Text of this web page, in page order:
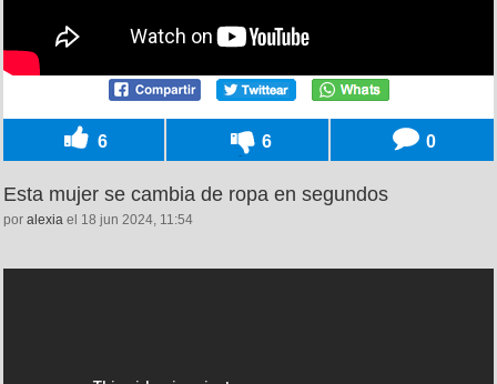
6 6 0
Esta mujer se cambia de ropa en segundos
por alexia el 18 jun 2024, 11:54